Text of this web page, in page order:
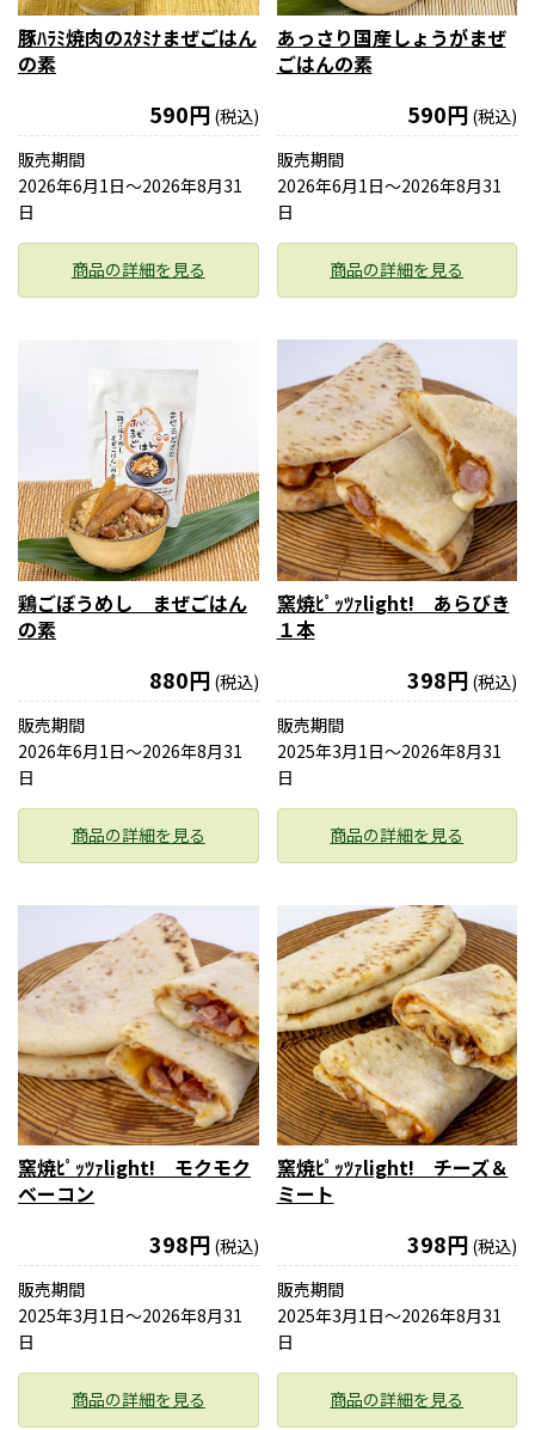
豚ﾊﾗﾐ焼肉のｽﾀﾐﾅまぜごはん
の素
590円 (税込)
販売期間
2026年6月1日〜2026年8月31
日
商品の詳細を見る
あっさり国産しょうがまぜ
ごはんの素
590円 (税込)
販売期間
2026年6月1日〜2026年8月31
日
商品の詳細を見る
鶏ごぼうめし まぜごはん
の素
880円 (税込)
販売期間
2026年6月1日〜2026年8月31
日
商品の詳細を見る
窯焼ﾋﾟｯﾂｧlight! あらびき
１本
398円 (税込)
販売期間
2025年3月1日〜2026年8月31
日
商品の詳細を見る
窯焼ﾋﾟｯﾂｧlight! モクモク
ベーコン
398円 (税込)
販売期間
2025年3月1日〜2026年8月31
日
商品の詳細を見る
窯焼ﾋﾟｯﾂｧlight! チーズ＆
ミート
398円 (税込)
販売期間
2025年3月1日〜2026年8月31
日
商品の詳細を見る